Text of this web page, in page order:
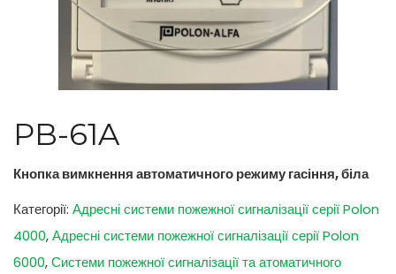
PB-61A
Кнопка вимкнення автоматичного режиму гасіння, біла
Категорії: Адресні системи пожежної сигналізації серії Polon
4000,Адресні системи пожежної сигналізації серії Polon
6000,Системи пожежної сигналізації та атоматичного